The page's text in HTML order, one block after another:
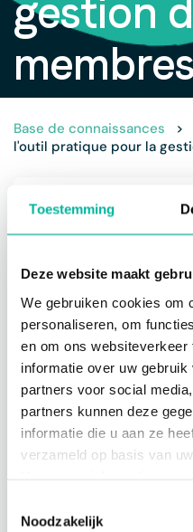
Toestemming
Deze website maakt
We gebruiken cookies om
personaliseren, om
en om ons
informatie over uw
partners voor social
partners kunnen deze
informatie die u aan ze
verzameld op basis van
Noodzakelijk
gestion
membres
Base de connaissances >
l'outil pratique pour la
Avant tout, le module
données que vous
En outre, vous
données avec la
que club, vous
restent dans le club
partagées avec la
Enfin, vous pouvez
adhésionsdans le
club peut être
Vous voulez